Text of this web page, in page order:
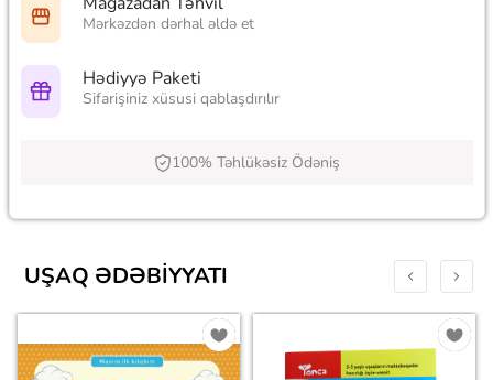
Mərkəzdən dərhal əldə et
Hədiyyə Paketi
Sifarişiniz xüsusi qablaşdırılır
100% Təhlükəsiz Ödəniş
UŞAQ ƏDƏBIYYATI